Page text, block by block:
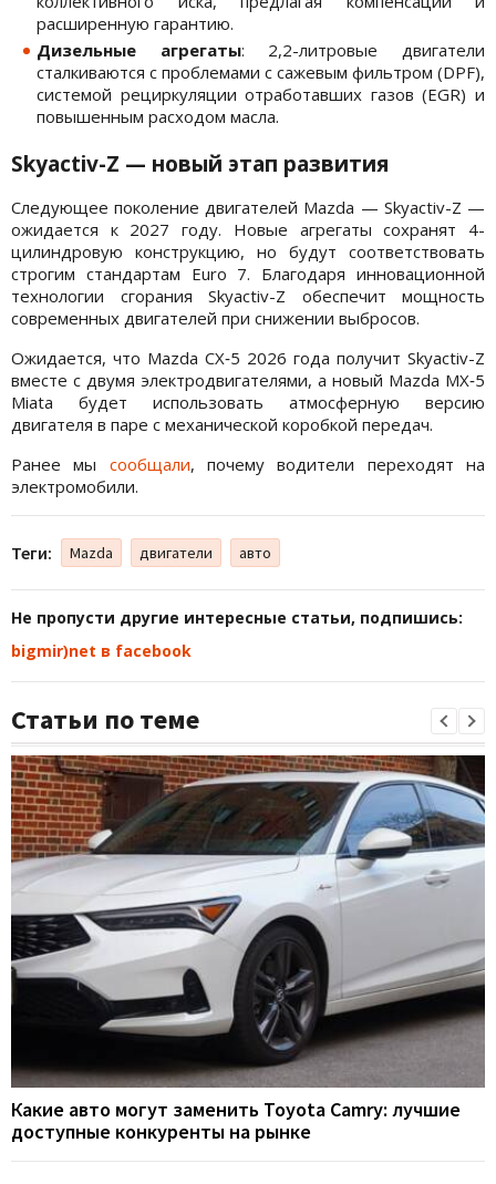
расширенную гарантию.
Дизельные агрегаты: 2,2-литровые двигатели
сталкиваются с проблемами с сажевым фильтром (DPF),
системой рециркуляции отработавших газов (EGR) и
повышенным расходом масла.
Skyactiv-Z — новый этап развития
Следующее поколение двигателей Mazda — Skyactiv-Z —
ожидается к 2027 году. Новые агрегаты сохранят 4-
цилиндровую конструкцию, но будут соответствовать
строгим стандартам Euro 7. Благодаря инновационной
технологии сгорания Skyactiv-Z обеспечит мощность
современных двигателей при снижении выбросов.
Ожидается, что Mazda CX‑5 2026 года получит Skyactiv-Z
вместе с двумя электродвигателями, а новый Mazda MX‑5
Miata будет использовать атмосферную версию
двигателя в паре с механической коробкой передач.
Ранее мы сообщали, почему водители переходят на
электромобили.
Теги: Mazda двигатели авто
Не пропусти другие интересные статьи, подпишись:
bigmir)net в facebook
Статьи по теме
Какие авто могут заменить Toyota Camry: лучшие
доступные конкуренты на рынке